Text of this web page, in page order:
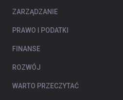
ZARZĄDZANIE
PRAWO I PODATKI
FINANSE
ROZWÓJ
WARTO PRZECZYTAĆ